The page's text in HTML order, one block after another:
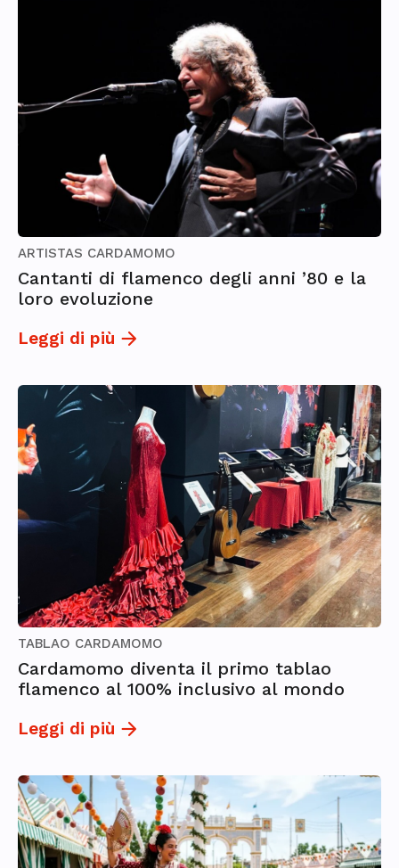
ARTISTAS CARDAMOMO
Cantanti di flamenco degli anni ’80 e la
loro evoluzione
Leggi di più
TABLAO CARDAMOMO
Cardamomo diventa il primo tablao
flamenco al 100% inclusivo al mondo
Leggi di più